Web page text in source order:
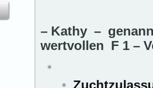
– Kathy –
wertvollen F 1 –